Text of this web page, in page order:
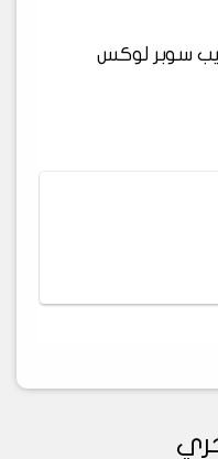
سوبر لوكس